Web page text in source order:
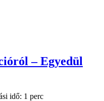
– Egyedül
idő: 1 perc